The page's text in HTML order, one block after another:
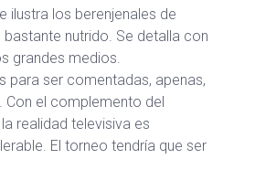
ilustra los berenjenales de
nutrido. Se detalla con
grandes medios.
para ser comentadas, apenas,
Con el complemento del
realidad televisiva es
El torneo tendría que ser